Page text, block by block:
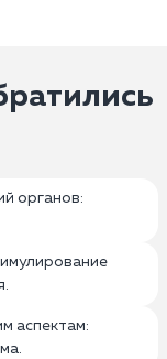
органов:
аспектам: